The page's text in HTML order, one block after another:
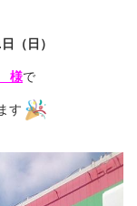
（日）
様で
す